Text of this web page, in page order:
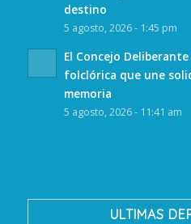
destino
5 agosto, 2026 - 1:45 pm
El Concejo
folclórica que une
memoria
5 agosto, 2026 - 11:41 am
ULTIMAS